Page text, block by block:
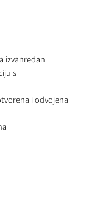
izvanredan
s
i odvojena